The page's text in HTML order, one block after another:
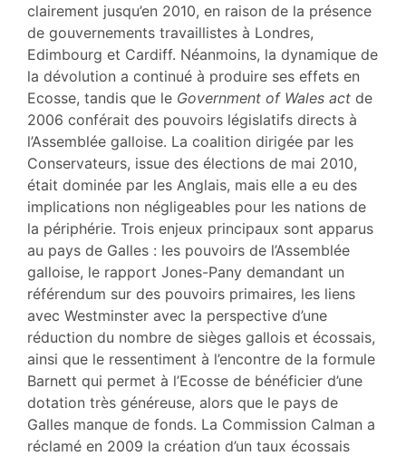
clairement jusqu’en 2010, en raison de la présence
de gouvernements travaillistes à Londres,
Edimbourg et Cardiff. Néanmoins, la dynamique de
la dévolution a continué à produire ses effets en
Ecosse, tandis que le Government of Wales act de
2006 conférait des pouvoirs législatifs directs à
l’Assemblée galloise. La coalition dirigée par les
Conservateurs, issue des élections de mai 2010,
était dominée par les Anglais, mais elle a eu des
implications non négligeables pour les nations de
la périphérie. Trois enjeux principaux sont apparus
au pays de Galles : les pouvoirs de l’Assemblée
galloise, le rapport Jones-Pany demandant un
référendum sur des pouvoirs primaires, les liens
avec Westminster avec la perspective d’une
réduction du nombre de sièges gallois et écossais,
ainsi que le ressentiment à l’encontre de la formule
Barnett qui permet à l’Ecosse de bénéficier d’une
dotation très généreuse, alors que le pays de
Galles manque de fonds. La Commission Calman a
réclamé en 2009 la création d’un taux écossais